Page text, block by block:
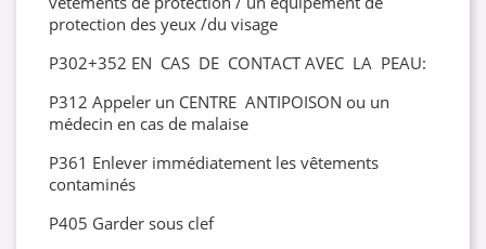
protection des yeux /du visage
P302+352 EN CAS DE CONTACT AVEC LA PEAU:
P312 Appeler un CENTRE ANTIPOISON ou un
médecin en cas de malaise
P361 Enlever immédiatement les vêtements
contaminés
P405 Garder sous clef